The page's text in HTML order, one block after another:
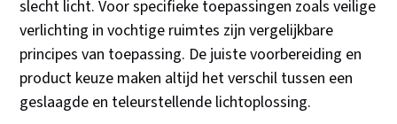
slecht licht. Voor specifieke toepassingen zoals veilige
verlichting in vochtige ruimtes zijn vergelijkbare
principes van toepassing. De juiste voorbereiding en
product keuze maken altijd het verschil tussen een
geslaagde en teleurstellende lichtoplossing.